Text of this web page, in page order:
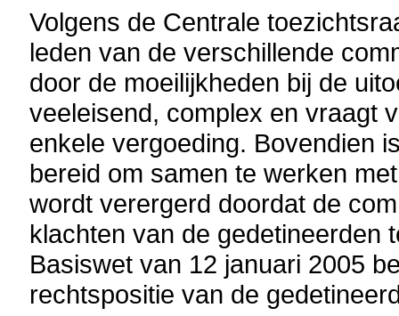
Volgens de Centrale
leden van de verschillende
door de moeilijkheden bij de
veeleisend, complex en vraagt
enkele vergoeding. Bovendien
bereid om samen te werken
wordt verergerd doordat de
klachten van de gedetineerden
Basiswet van 12 januari 2005
rechtspositie van de